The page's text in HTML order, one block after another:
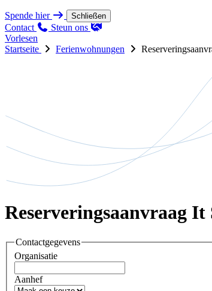
Spende hier Schließen
Contact
Steun ons
Vorlesen
Startseite
Ferienwohnungen
Reserveringsaanvraag It
Contactgegevens
Organisatie
Aanhef